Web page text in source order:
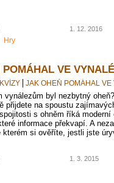
1. 12. 2016
Hry
VE
KVÍZY JAK OHEŇ POMÁHAL VE
vynálezům byl nezbytný
přijdete na spoustu
s ohněm říká moderní
informace překvapí. A
si ověříte, jestli jste
1. 3. 2015